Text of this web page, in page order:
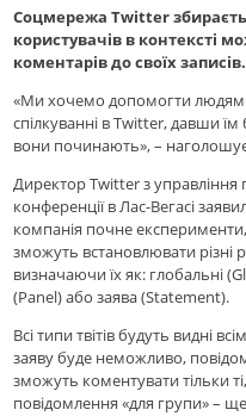
Соцмережа Twitter
користувачів в контексті
коментарів до своїх записів.
«Ми хочемо допомогти людям
спілкуванні в Twitter, давши
вони починають», –
Директор Twitter з
конференції в Лас-Вегасі
компанія почне
зможуть встановлювати різні
визначаючи їх як: глобальні
(Panel) або заява (Statement).
Всі типи твітів будуть видні
заяву буде неможливо,
зможуть коментувати тільки
повідомлення «для групи» –